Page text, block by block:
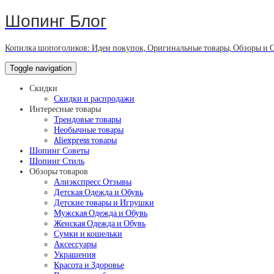
Шопинг Блог
Копилка шопоголиков: Идеи покупок, Оригинальные товары, Обзоры и
Toggle navigation
Скидки
Скидки и распродажи
Интересные товары
Трендовые товары
Необычные товары
Aliexpress товары
Шопинг Советы
Шопинг Стиль
Обзоры товаров
Алиэкспресс Отзывы
Детская Одежда и Обувь
Детские товары и Игрушки
Мужская Одежда и Обувь
Женская Одежда и Обувь
Сумки и кошельки
Аксессуары
Украшения
Красота и Здоровье